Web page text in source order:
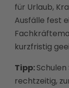
für Urlaub,
Ausfälle fest
kurzfristig
Tipp:
rechtzeitig,